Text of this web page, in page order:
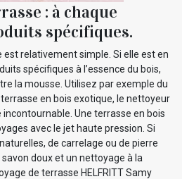
: à chaque
spécifiques.
est relativement simple. Si elle est en
spécifiques à l’essence du bois,
la mousse. Utilisez par exemple du
en bois exotique, le nettoyeur
Une terrasse en bois
avec le jet haute pression. Si
de carrelage ou de pierre
doux et un nettoyage à la
de terrasse HELFRITT Samy